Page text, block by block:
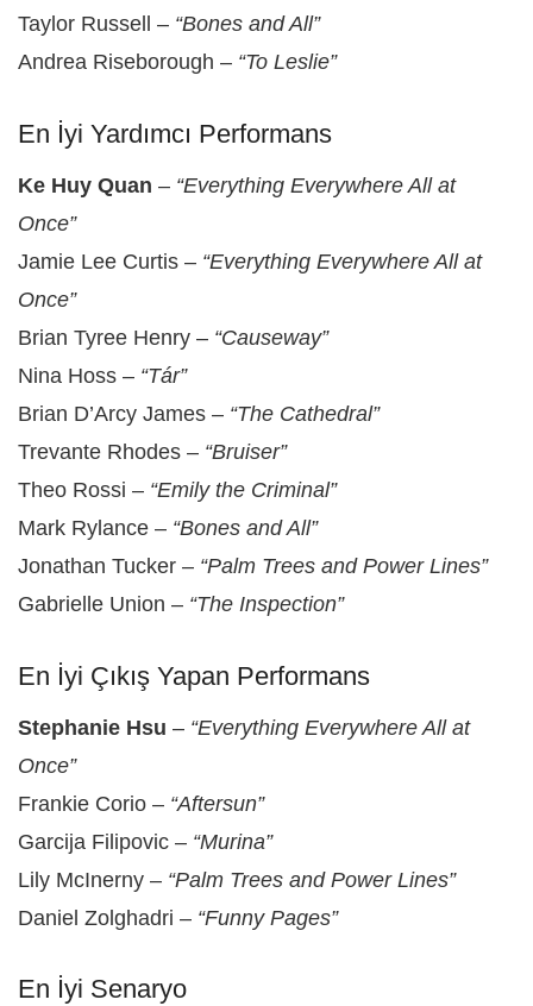
Taylor Russell – “Bones and All”
Andrea Riseborough – “To Leslie”
En İyi Yardımcı Performans
Ke Huy Quan – “Everything Everywhere All at
Once”
Jamie Lee Curtis – “Everything Everywhere All at
Once”
Brian Tyree Henry – “Causeway”
Nina Hoss – “Tár”
Brian D’Arcy James – “The Cathedral”
Trevante Rhodes – “Bruiser”
Theo Rossi – “Emily the Criminal”
Mark Rylance – “Bones and All”
Jonathan Tucker – “Palm Trees and Power Lines”
Gabrielle Union – “The Inspection”
En İyi Çıkış Yapan Performans
Stephanie Hsu – “Everything Everywhere All at
Once”
Frankie Corio – “Aftersun”
Garcija Filipovic – “Murina”
Lily McInerny – “Palm Trees and Power Lines”
Daniel Zolghadri – “Funny Pages”
En İyi Senaryo